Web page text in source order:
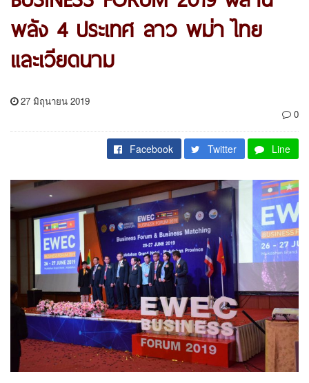
พลัง 4 ประเทศ ลาว พม่า ไทย
และเวียดนาม
27 มิถุนายน 2019
0
Facebook Twitter Line